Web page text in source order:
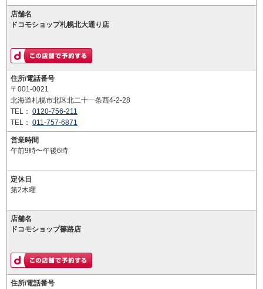
店舗名
ドコモショップ札幌北大通り店
住所/電話番号
〒001-0021
北海道札幌市北区北二十一条西4-2-28
TEL： 0120-756-211
TEL： 011-757-6871
営業時間
午前9時〜午後6時
定休日
第2木曜
店舗名
ドコモショップ篠路店
住所/電話番号